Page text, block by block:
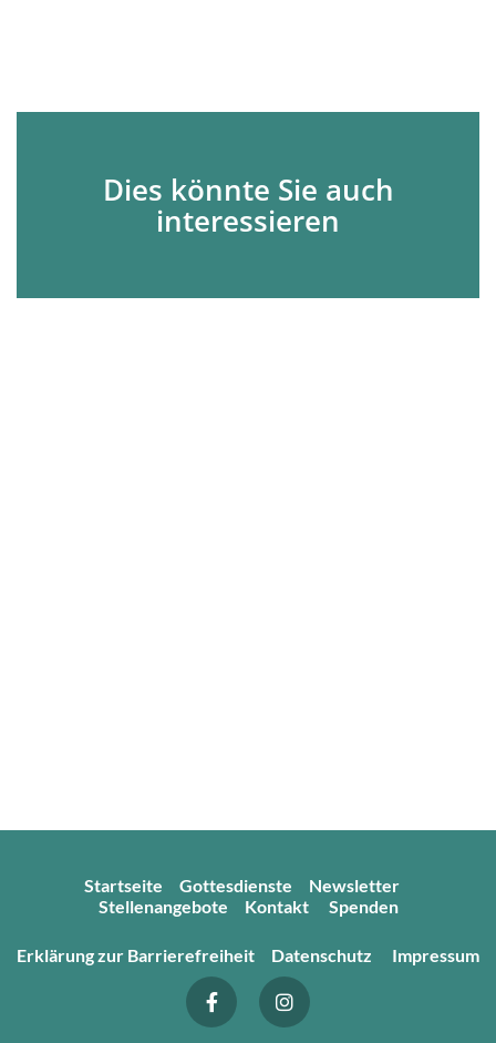
Dies könnte Sie auch
interessieren
Startseite Gottesdienste
Newsletter
Stellenangebote
Kontakt Spenden
Erklärung zur Barrierefreiheit Datenschutz Impressum